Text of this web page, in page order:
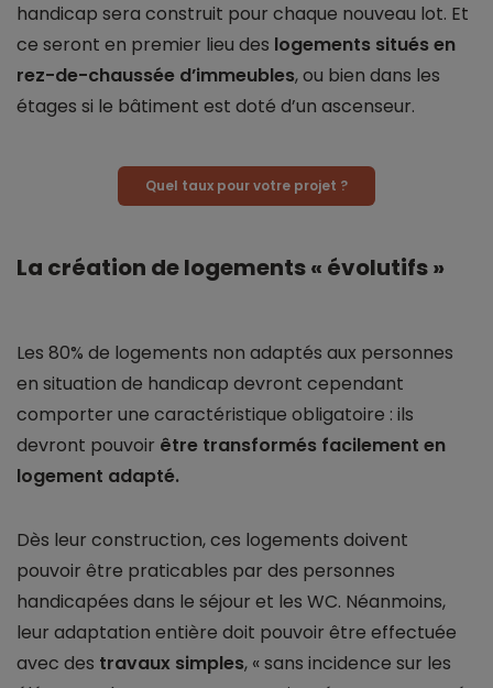
handicap sera construit pour chaque nouveau lot. Et
ce seront en premier lieu des logements situés en
rez-de-chaussée d’immeubles, ou bien dans les
étages si le bâtiment est doté d’un ascenseur.
Quel taux pour votre projet ?
La création de logements « évolutifs »
Les 80% de logements non adaptés aux personnes
en situation de handicap devront cependant
comporter une caractéristique obligatoire : ils
devront pouvoir être transformés facilement en
logement adapté.
Dès leur construction, ces logements doivent
pouvoir être praticables par des personnes
handicapées dans le séjour et les WC. Néanmoins,
leur adaptation entière doit pouvoir être effectuée
avec des travaux simples, « sans incidence sur les